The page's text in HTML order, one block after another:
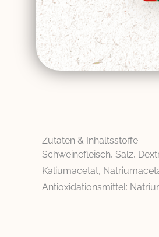
Zutaten & Inhaltsstoffe
Schweinefleisch, Salz,
Kaliumacetat,
Antioxidationsmittel: